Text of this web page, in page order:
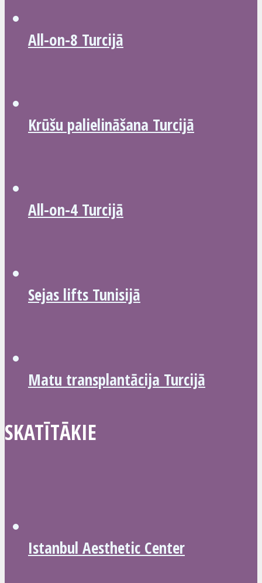
All-on-8 Turcijā
Krūšu palielināšana Turcijā
All-on-4 Turcijā
Sejas lifts Tunisijā
Matu transplantācija Turcijā
SKATĪTĀKIE
Istanbul Aesthetic Center